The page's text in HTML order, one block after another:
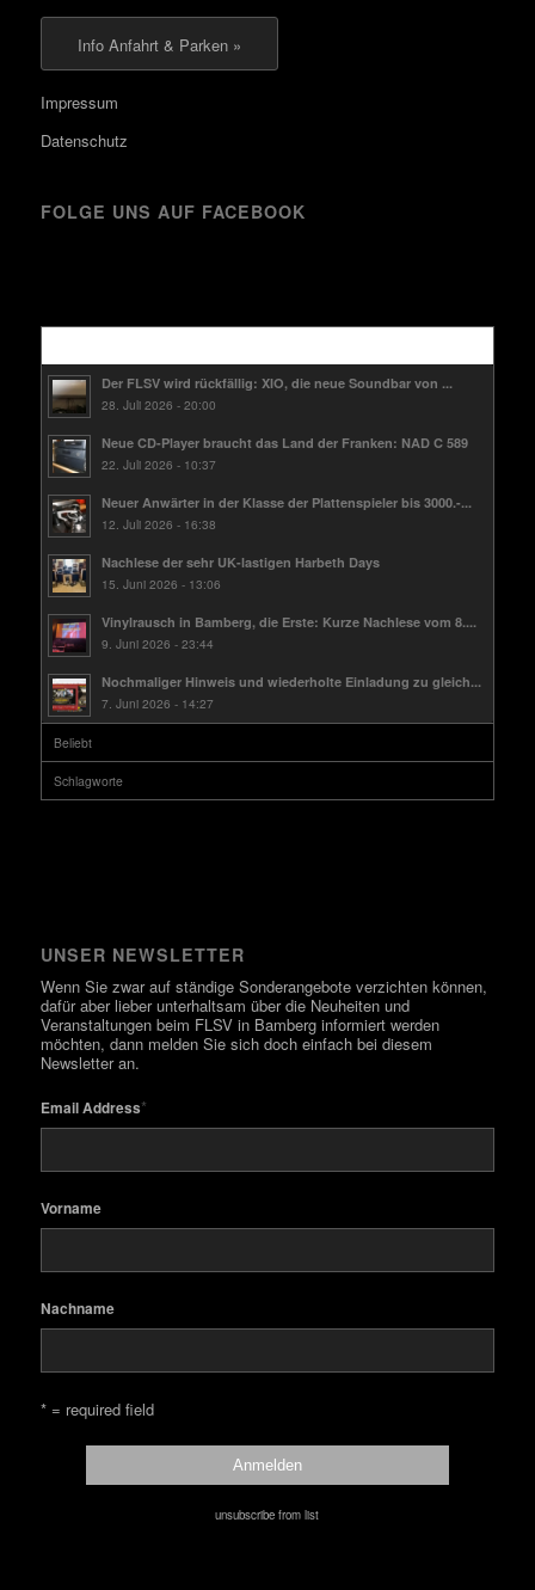
Info Anfahrt & Parken »
Impressum
Datenschutz
FOLGE UNS AUF FACEBOOK
Der FLSV wird rückfällig: XIO, die neue Soundbar von ...
28. Juli 2026 - 20:00
Neue CD-Player braucht das Land der Franken: NAD C 589
22. Juli 2026 - 10:37
Neuer Anwärter in der Klasse der Plattenspieler bis 3000.-...
12. Juli 2026 - 16:38
Nachlese der sehr UK-lastigen Harbeth Days
15. Juni 2026 - 13:06
Vinylrausch in Bamberg, die Erste: Kurze Nachlese vom 8....
9. Juni 2026 - 23:44
Nochmaliger Hinweis und wiederholte Einladung zu gleich...
7. Juni 2026 - 14:27
Beliebt
Schlagworte
UNSER NEWSLETTER
Wenn Sie zwar auf ständige Sonderangebote verzichten können,
dafür aber lieber unterhaltsam über die Neuheiten und
Veranstaltungen beim FLSV in Bamberg informiert werden
möchten, dann melden Sie sich doch einfach bei diesem
Newsletter an.
Email Address*
Vorname
Nachname
* = required field
unsubscribe from list